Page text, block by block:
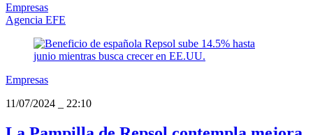
Empresas
Agencia EFE
Empresas
11/07/2024
22:10